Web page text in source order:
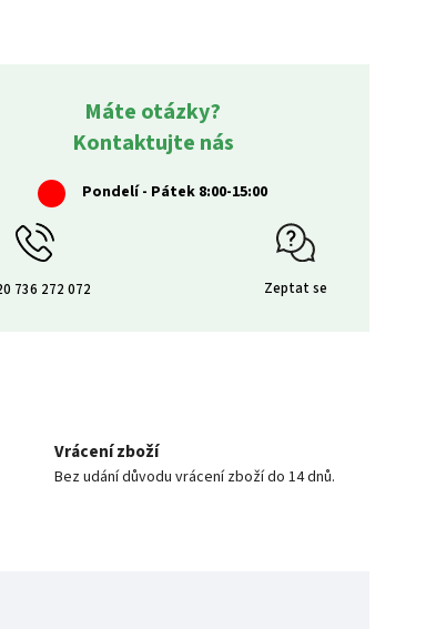
Máte otázky?
Kontaktujte nás
Pondelí - Pátek 8:00-15:00
736 272 072 Zeptat se
Vrácení zboží
Bez udání důvodu vrácení zboží do 14 dnů.